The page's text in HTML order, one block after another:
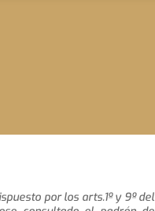
por los arts.1º y 9º del